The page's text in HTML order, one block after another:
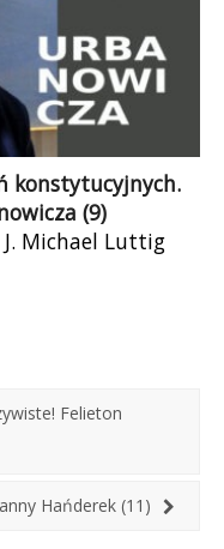
konstytucyjnych.
(9)
Michael Luttig
Felieton
Hańderek (11)